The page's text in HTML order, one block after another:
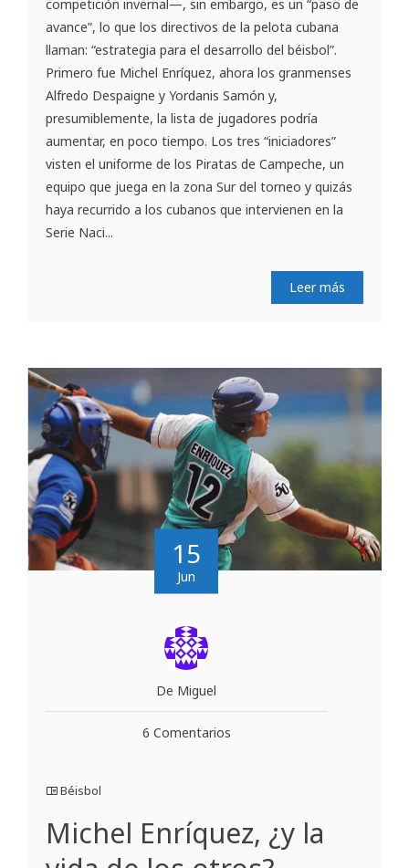
competición invernal—, sin embargo, es un “paso de
avance”, lo que los directivos de la pelota cubana
llaman: “estrategia para el desarrollo del béisbol”.
Primero fue Michel Enríquez, ahora los granmenses
Alfredo Despaigne y Yordanis Samón y,
presumiblemente, la lista de jugadores podría
aumentar, en poco tiempo. Los tres “iniciadores”
visten el uniforme de los Piratas de Campeche, un
equipo que juega en la zona Sur del torneo y quizás
haya recurrido a los cubanos que intervienen en la
Serie Naci...
Leer más
15
Jun
De Miguel
6 Comentarios
Béisbol
Michel Enríquez, ¿y la